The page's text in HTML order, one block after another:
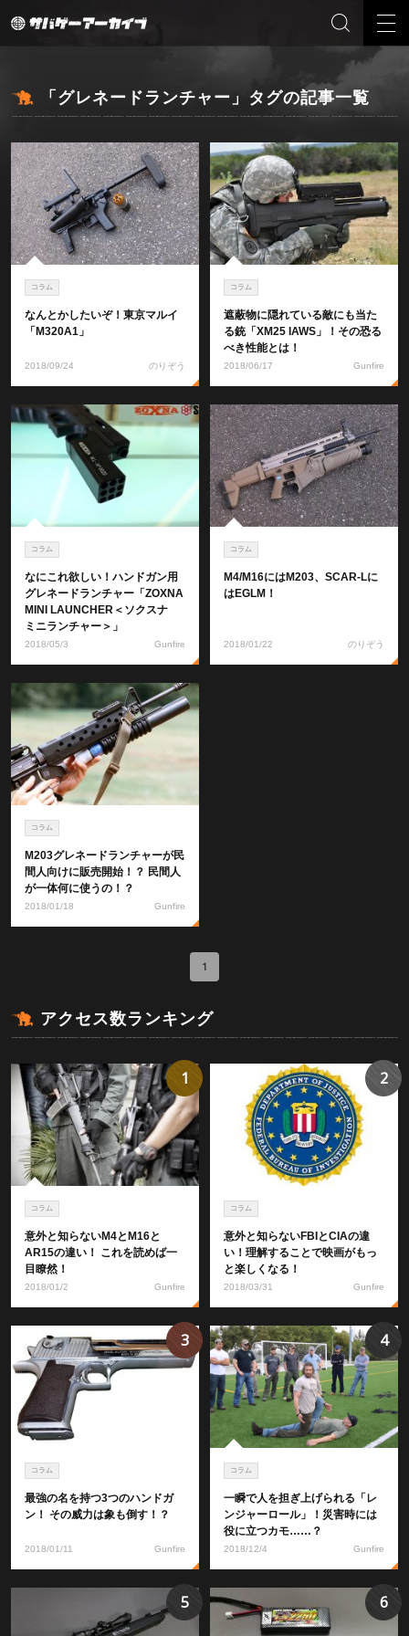
「グレネードランチャー」タグの記事一覧
コラム
なんとかしたいぞ！東京マルイ
「M320A1」
2018/09/24 のりぞう
コラム
遮蔽物に隠れている敵にも当た
る銃「XM25 IAWS」！その恐る
べき性能とは！
2018/06/17 Gunfire
コラム
なにこれ欲しい！ハンドガン用
グレネードランチャー「ZOXNA
MINI LAUNCHER＜ソクスナ
ミニランチャー＞」
2018/05/3 Gunfire
コラム
M4/M16にはM203、SCAR-Lに
はEGLM！
2018/01/22 のりぞう
コラム
M203グレネードランチャーが民
間人向けに販売開始！？ 民間人
が一体何に使うの！？
2018/01/18 Gunfire
1
アクセス数ランキング
コラム
意外と知らないM4とM16と
AR15の違い！ これを読めば一
目瞭然！
2018/01/2 Gunfire
1
コラム
意外と知らないFBIとCIAの違
い！理解することで映画がもっ
と楽しくなる！
2018/03/31 Gunfire
2
コラム
最強の名を持つ3つのハンドガ
ン！ その威力は象も倒す！？
2018/01/11 Gunfire
3
コラム
一瞬で人を担ぎ上げられる「レ
ンジャーロール」！災害時には
役に立つカモ……？
2018/12/4 Gunfire
4
5 6